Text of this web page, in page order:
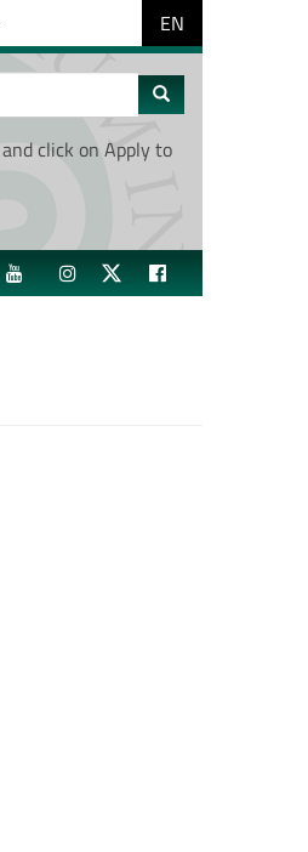
EN
click on Apply to
TWITTER
INSTAGRAM
YOUTUBE